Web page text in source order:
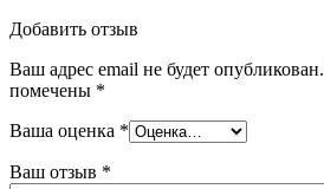
Добавить отзыв
Ваш адрес email не будет опубликован.
помечены *
Ваша оценка *
Ваш отзыв *